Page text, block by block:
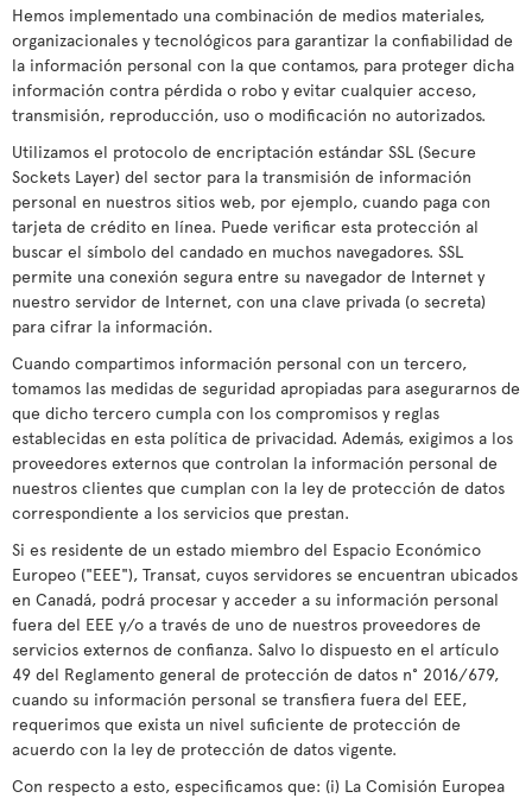
Hemos implementado una combinación de medios materiales,
organizacionales y tecnológicos para garantizar la confiabilidad de
la información personal con la que contamos, para proteger dicha
información contra pérdida o robo y evitar cualquier acceso,
transmisión, reproducción, uso o modificación no autorizados.
Utilizamos el protocolo de encriptación estándar SSL (Secure
Sockets Layer) del sector para la transmisión de información
personal en nuestros sitios web, por ejemplo, cuando paga con
tarjeta de crédito en línea. Puede verificar esta protección al
buscar el símbolo del candado en muchos navegadores. SSL
permite una conexión segura entre su navegador de Internet y
nuestro servidor de Internet, con una clave privada (o secreta)
para cifrar la información.
Cuando compartimos información personal con un tercero,
tomamos las medidas de seguridad apropiadas para asegurarnos de
que dicho tercero cumpla con los compromisos y reglas
establecidas en esta política de privacidad. Además, exigimos a los
proveedores externos que controlan la información personal de
nuestros clientes que cumplan con la ley de protección de datos
correspondiente a los servicios que prestan.
Si es residente de un estado miembro del Espacio Económico
Europeo ("EEE"), Transat, cuyos servidores se encuentran ubicados
en Canadá, podrá procesar y acceder a su información personal
fuera del EEE y/o a través de uno de nuestros proveedores de
servicios externos de confianza. Salvo lo dispuesto en el artículo
49 del Reglamento general de protección de datos n° 2016/679,
cuando su información personal se transfiera fuera del EEE,
requerimos que exista un nivel suficiente de protección de
acuerdo con la ley de protección de datos vigente.
Con respecto a esto, especificamos que: (i) La Comisión Europea